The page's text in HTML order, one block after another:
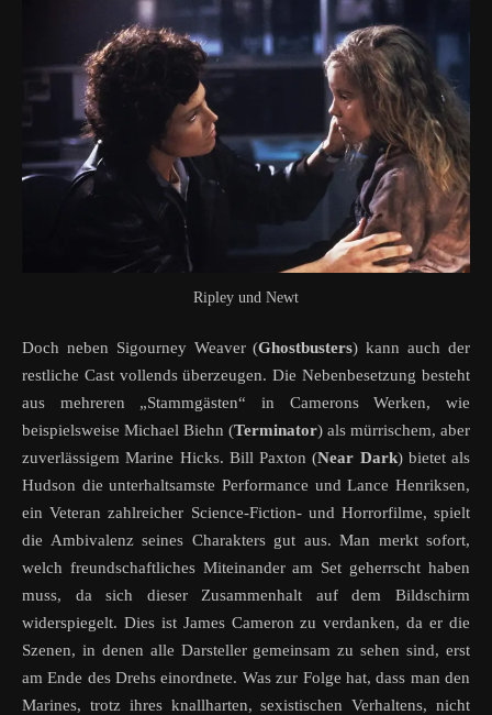
Ripley und Newt
Doch neben Sigourney Weaver (Ghostbusters) kann auch der
restliche Cast vollends überzeugen. Die Nebenbesetzung besteht
aus mehreren „Stammgästen“ in Camerons Werken, wie
beispielsweise Michael Biehn (Terminator) als mürrischem, aber
zuverlässigem Marine Hicks. Bill Paxton (Near Dark) bietet als
Hudson die unterhaltsamste Performance und Lance Henriksen,
ein Veteran zahlreicher Science-Fiction- und Horrorfilme, spielt
die Ambivalenz seines Charakters gut aus. Man merkt sofort,
welch freundschaftliches Miteinander am Set geherrscht haben
muss, da sich dieser Zusammenhalt auf dem Bildschirm
widerspiegelt. Dies ist James Cameron zu verdanken, da er die
Szenen, in denen alle Darsteller gemeinsam zu sehen sind, erst
am Ende des Drehs einordnete. Was zur Folge hat, dass man den
Marines, trotz ihres knallharten, sexistischen Verhaltens, nicht